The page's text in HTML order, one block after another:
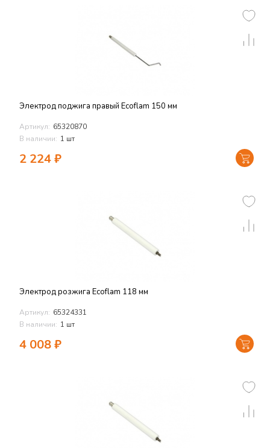
Электрод поджига правый Ecoflam 150 мм
Артикул: 65320870
В наличии: 1 шт
2 224₽
Электрод розжига Ecoflam 118 мм
Артикул: 65324331
В наличии: 1 шт
4 008₽